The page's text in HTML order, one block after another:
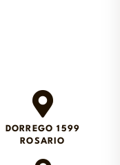
en
DORREGO 1599
ROSARIO